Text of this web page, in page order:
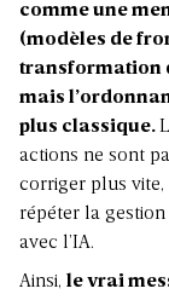
comme une
(modèles de
transformation
mais
plus classique.
actions ne sont
corriger plus vite,
répéter la gestion
avec l’IA.
Ainsi, le vrai